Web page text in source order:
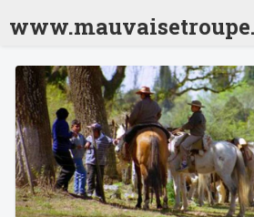
Inde 2001 (2)
Thailande
Vietnam 2001
Cambodge
Thailande 2001 (2)
Japon
Chili 2001
Argentine 2001